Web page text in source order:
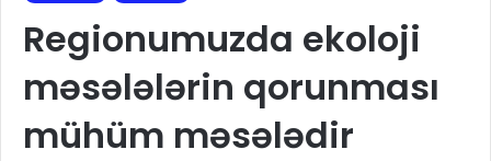
Regionumuzda ekoloji
məsələlərin qorunması
mühüm məsələdir